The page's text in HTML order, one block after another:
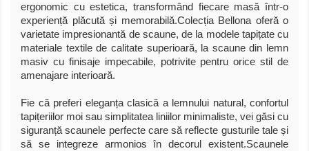
ergonomic cu estetica, transformând fiecare masă într-o
experiență plăcută și memorabilă.Colecția Bellona oferă o
varietate impresionantă de scaune, de la modele tapițate cu
materiale textile de calitate superioară, la scaune din lemn
masiv cu finisaje impecabile, potrivite pentru orice stil de
amenajare interioară.
Fie că preferi eleganța clasică a lemnului natural, confortul
tapițeriilor moi sau simplitatea liniilor minimaliste, vei găsi cu
siguranță scaunele perfecte care să reflecte gusturile tale și
să se integreze armonios în decorul existent.Scaunele